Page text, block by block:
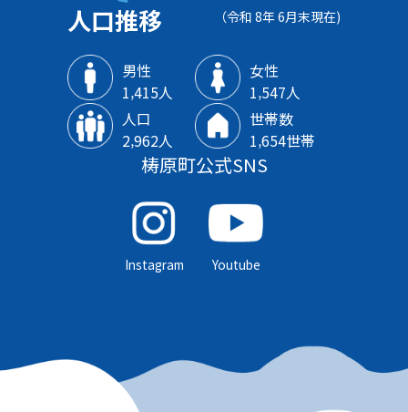
人口推移 （令和 8年 6月末現在)
男性
1‚415人
女性
1‚547人
人口
2‚962人
世帯数
1‚654世帯
梼原町公式SNS
Instagram Youtube